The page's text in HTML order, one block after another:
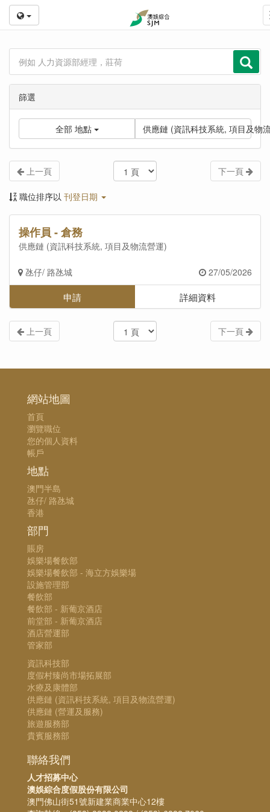
篩選
全部 地點 供應鏈 (資訊科技系統, 項目及物
上一頁 下一頁
職位排序以 刊登日期
操作員 - 倉務
供應鏈 (資訊科技系統, 項目及物流營運)
氹仔/ 路氹城 27/05/2026
申請 詳細資料
上一頁 下一頁
網站地圖
首頁
瀏覽職位
您的個人資料
帳戶
地點
澳門半島
氹仔/ 路氹城
香港
部門
賬房
娛樂場餐飲部
娛樂場餐飲部 - 海立方娛樂場
設施管理部
餐飲部
餐飲部 - 新葡京酒店
前堂部 - 新葡京酒店
酒店營運部
管家部
資訊科技部
度假村臻尚市場拓展部
水療及康體部
供應鏈 (資訊科技系統, 項目及物流營運)
供應鏈 (營運及服務)
旅遊服務部
貴賓服務部
聯絡我們
人才招募中心
澳娛綜合度假股份有限公司
澳門佛山街51號新建業商業中心12樓